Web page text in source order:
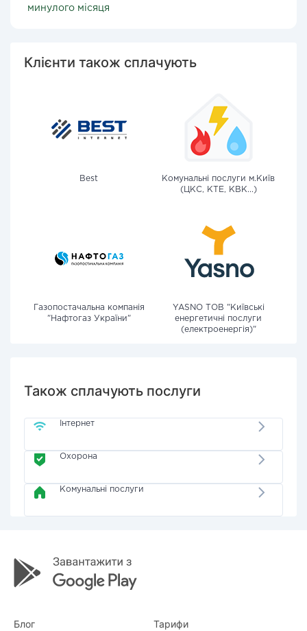
минулого місяця
Клієнти також сплачують
Best
Комунальні послуги м.Київ
(ЦКС, КТЕ, КВК...)
Газопостачальна компанія
"Нафтогаз України"
YASNO ТОВ "Київські
енергетичні послуги
(електроенергія)"
Також сплачують послуги
Інтернет
Охорона
Комунальні послуги
Блог Тарифи